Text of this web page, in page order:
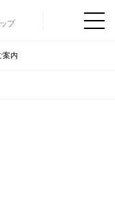
プ
案内